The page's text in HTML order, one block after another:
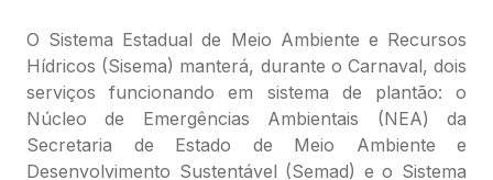
O Sistema Estadual de Meio Ambiente e Recursos
Hídricos (Sisema) manterá, durante o Carnaval, dois
serviços funcionando em sistema de plantão: o
Núcleo de Emergências Ambientais (NEA) da
Secretaria de Estado de Meio Ambiente e
Desenvolvimento Sustentável (Semad) e o Sistema